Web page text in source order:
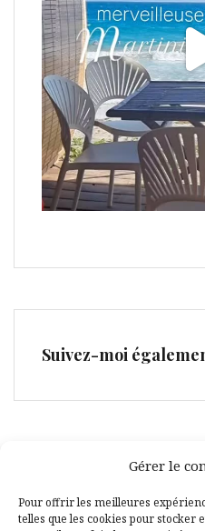
Gérer le
Pour offrir les meilleures
telles que les cookies pour stocker
Suivez-moi